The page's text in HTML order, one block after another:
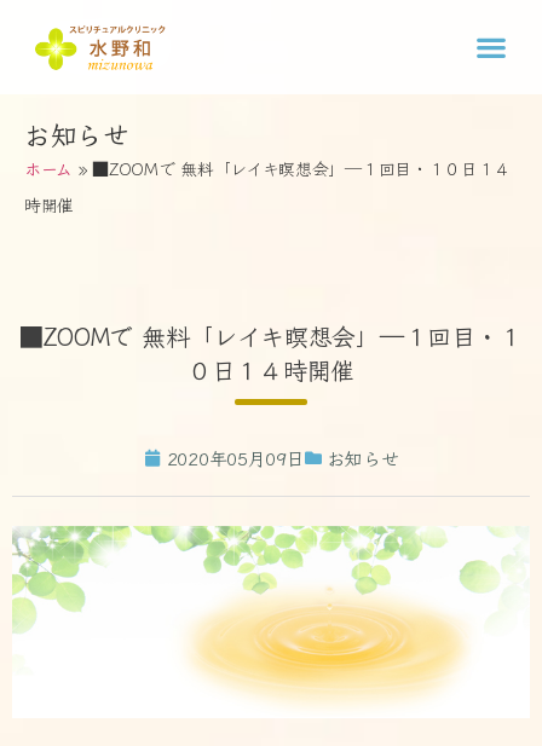
お知らせ
ホーム »■ZOOMで 無料「レイキ瞑想会」―１回目・１０日１４
時開催
■ZOOMで 無料「レイキ瞑想会」―１回目・１
０日１４時開催
2020年05月09日 お知らせ